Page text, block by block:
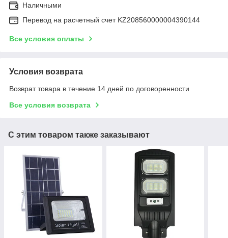
Наличными
Перевод на расчетный счет KZ208560000004390144
Все условия оплаты
Условия возврата
Возврат товара в течение 14 дней по договоренности
Все условия возврата
С этим товаром также заказывают